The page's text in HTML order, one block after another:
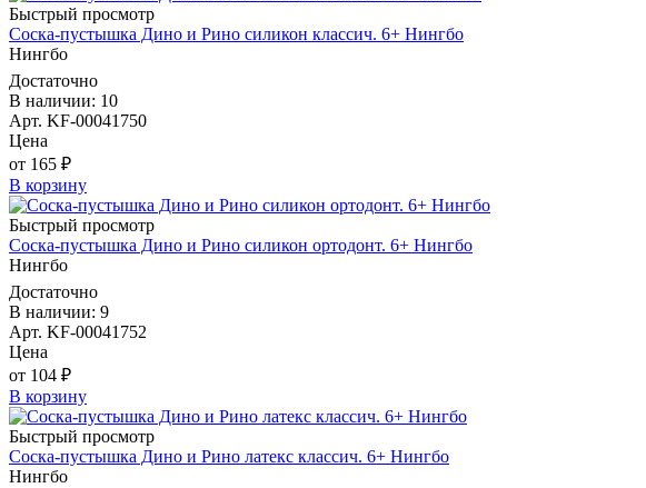
Быстрый просмотр
Соска-пустышка Дино и Рино силикон классич. 6+ Нингбо
Нингбо
Достаточно
В наличии: 10
Арт. KF-00041750
Цена
от 165 ₽
В корзину
Быстрый просмотр
Соска-пустышка Дино и Рино силикон ортодонт. 6+ Нингбо
Нингбо
Достаточно
В наличии: 9
Арт. KF-00041752
Цена
от 104 ₽
В корзину
Быстрый просмотр
Соска-пустышка Дино и Рино латекс классич. 6+ Нингбо
Нингбо